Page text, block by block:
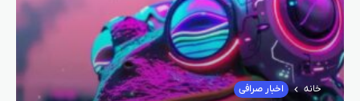
خانه اخبار صرافی